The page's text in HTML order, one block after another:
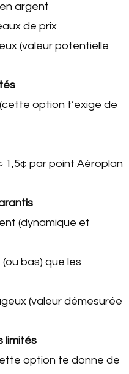
argent
de prix
(valeur potentielle
option t’exige de
1,5¢ par point Aéroplan
(dynamique et
bas) que les
(valeur démesurée
limités
option te donne de